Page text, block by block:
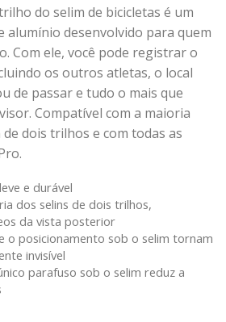
do selim de bicicletas é um
alumínio desenvolvido para quem
Com ele, você pode registrar o
os outros atletas, o local
de passar e tudo o mais que
Compatível com a maioria
dois trilhos e com todas as
e durável
dos selins de dois trilhos,
da vista posterior
o posicionamento sob o selim tornam
invisível
parafuso sob o selim reduz a